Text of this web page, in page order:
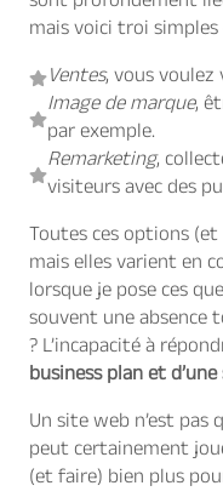
mais voici troi simples
Ventes, vous
Image de marque,
par exemple.
Remarketing,
visiteurs avec des
Toutes ces options
mais elles varient en
lorsque je pose ces
souvent une absence
? L’incapacité à
business plan et
Un site web n’est pas
peut certainement
(et faire) bien plus